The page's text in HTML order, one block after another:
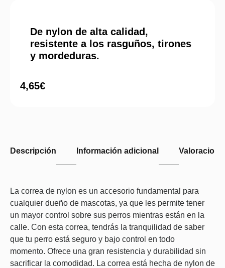
De nylon de alta calidad,
resistente a los rasguños, tirones
y mordeduras.
4,65€
Descripción Información adicional
La correa de nylon es un accesorio fundamental para
cualquier dueño de mascotas, ya que les permite tener
un mayor control sobre sus perros mientras están en la
calle. Con esta correa, tendrás la tranquilidad de saber
que tu perro está seguro y bajo control en todo
momento. Ofrece una gran resistencia y durabilidad sin
sacrificar la comodidad. La correa está hecha de nylon de